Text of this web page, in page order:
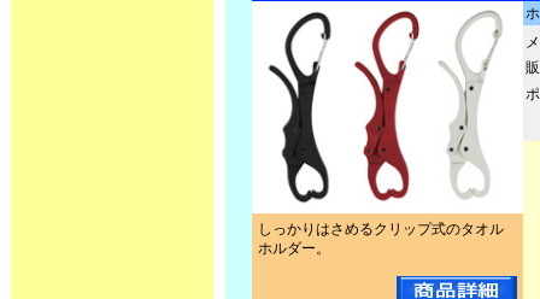
しっかりはさめるクリップ式のタオル
ホルダー。